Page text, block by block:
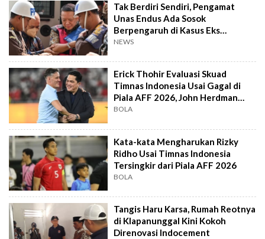
Tak Berdiri Sendiri, Pengamat
Unas Endus Ada Sosok
Berpengaruh di Kasus Eks
Jampidsus
NEWS
Erick Thohir Evaluasi Skuad
Timnas Indonesia Usai Gagal di
Piala AFF 2026, John Herdman
Out?
BOLA
Kata-kata Mengharukan Rizky
Ridho Usai Timnas Indonesia
Tersingkir dari Piala AFF 2026
BOLA
Tangis Haru Karsa, Rumah Reotnya
di Klapanunggal Kini Kokoh
Direnovasi Indocement